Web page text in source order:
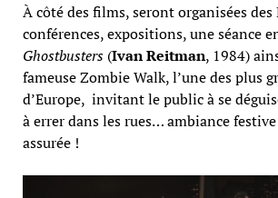
À côté des films, seront organisées des
conférences, expositions, une séance
Ghostbusters(Ivan Reitman, 1984)
fameuse Zombie Walk, l’une des plus
d’Europe, invitant le public à se
à errer dans les rues… ambiance
assurée !